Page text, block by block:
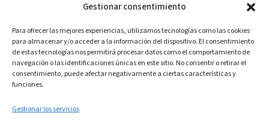
Gestionar consentimiento
Para ofrecer las mejores experiencias, utilizamos tecnologías como las cookies
para almacenar y/o acceder a la información del dispositivo. El consentimiento
de estas tecnologías nos permitirá procesar datos como el comportamiento de
navegación o las identificaciones únicas en este sitio. No consentir o retirar el
consentimiento, puede afectar negativamente a ciertas características y
funciones.
Gestionar los servicios
CONTACTO
(+34) 932 715 644
(+34) 684 46 60 17
Español